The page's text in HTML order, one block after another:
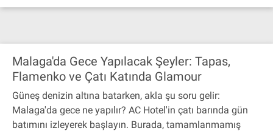
Malaga'da Gece Yapılacak Şeyler: Tapas,
Flamenko ve Çatı Katında Glamour
Güneş denizin altına batarken, akla şu soru gelir:
Malaga'da gece ne yapılır? AC Hotel'in çatı barında gün
batımını izleyerek başlayın. Burada, tamamlanmamış